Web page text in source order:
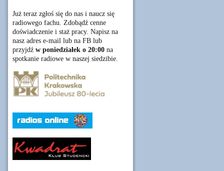
Już teraz zgłoś się do nas i naucz się
radiowego fachu. Zdobądź cenne
doświadczenie i staż pracy. Napisz na
nasz adres e-mail lub na FB lub
przyjdź w poniedziałek o 20:00 na
spotkanie radiowe w naszej siedzibie.